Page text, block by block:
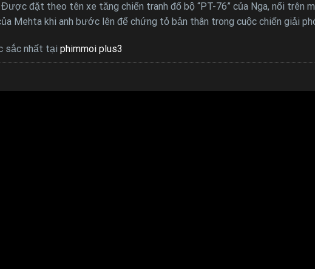
đặt theo tên xe tăng chiến tranh đổ bộ “PT-76” của Nga, nổi trên
Mehta khi anh bước lên để chứng tỏ bản thân trong cuộc chiến giải
sắc nhất tại phimmoi plus3